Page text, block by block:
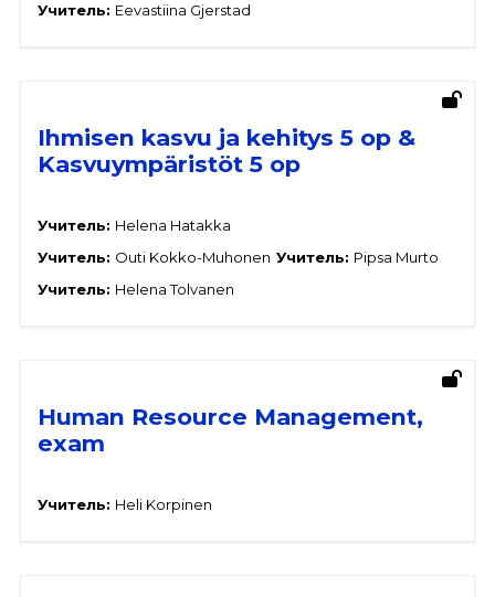
Учитель: Eevastiina Gjerstad
Ihmisen kasvu ja kehitys 5 op &
Kasvuympäristöt 5 op
Учитель: Helena Hatakka
Учитель: Outi Kokko-Muhonen Учитель: Pipsa Murto
Учитель: Helena Tolvanen
Human Resource Management,
exam
Учитель: Heli Korpinen